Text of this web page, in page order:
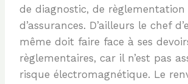
de diagnostic, de règlementation
d’assurances. D’ailleurs le chef
même doit faire face à ses
règlementaires, car il n’est pas
risque électromagnétique. Le